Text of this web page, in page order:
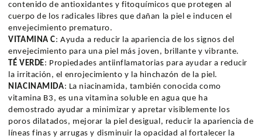
contenido de antioxidantes y fitoquímicos que protegen al
cuerpo de los radicales libres que dañan la piel e inducen el
envejecimiento prematuro.
VITAMINA C: Ayuda a reducir la apariencia de los signos del
envejecimiento para una piel más joven, brillante y vibrante.
TÉ VERDE: Propiedades antiinflamatorias para ayudar a reducir
la irritación, el enrojecimiento y la hinchazón de la piel.
NIACINAMIDA: La niacinamida, también conocida como
vitamina B3, es una vitamina soluble en agua que ha
demostrado ayudar a minimizar y apretar visiblemente los
poros dilatados, mejorar la piel desigual, reducir la apariencia de
líneas finas y arrugas y disminuir la opacidad al fortalecer la